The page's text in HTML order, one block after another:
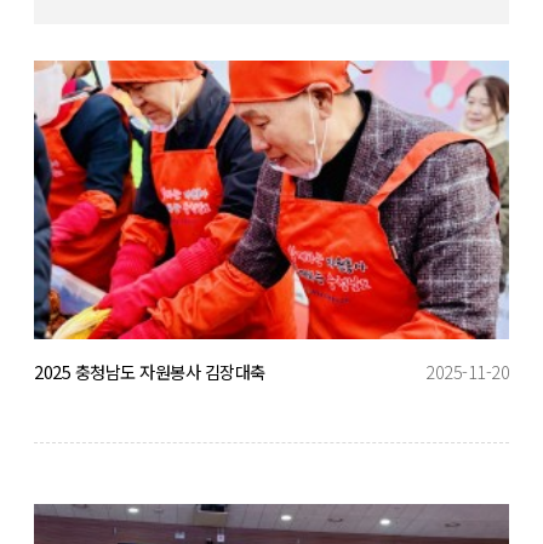
2025 충청남도 자원봉사 김장대축 2025-11-20